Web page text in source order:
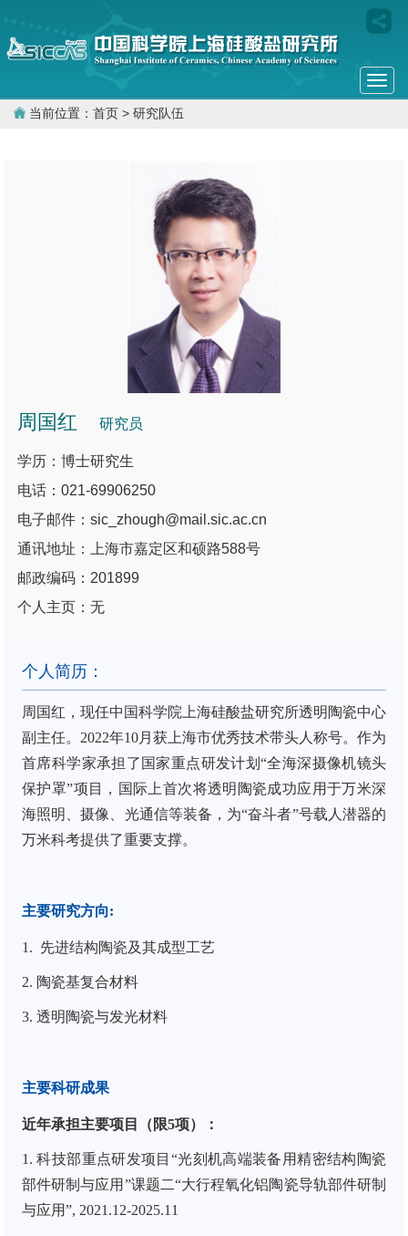
当前位置： 首页 > 研究队伍
周国红 研究员
学历：博士研究生
电话：021-69906250
电子邮件：sic_zhough@mail.sic.ac.cn
通讯地址：上海市嘉定区和硕路588号
邮政编码：201899
个人主页：无
个人简历：
周国红 ，现任中国科学院上海硅酸盐研究所透明陶瓷中心
副主任。 2022年10月获 上海市优秀技术带头人称号。 作为
首席科学家承担了国家重点研发计划 “全海深摄像机镜头
保护罩”项目，国际上首次将透明陶瓷成功应用于万米深
海照明、摄像、光通信等装备，为“奋斗者”号载人潜器的
万米科考提供了重要支撑。
主要研究方向:
1. 先进结构陶瓷及其成型工艺
2. 陶瓷基复合材料
3. 透明陶瓷与发光材料
主要科研成果
近年承担主要项目（限5项）：
1. 科技部重点研发项目“光刻机高端装备用精密结构陶瓷
部件研制与应用”课题二“大行程氧化铝陶瓷导轨部件研制
与应用”, 2021.12-2025.11